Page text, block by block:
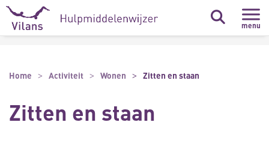
Naar hoofdinhoud
Naar footer
menu
Home Activiteit Wonen Zitten en staan
Zitten en staan